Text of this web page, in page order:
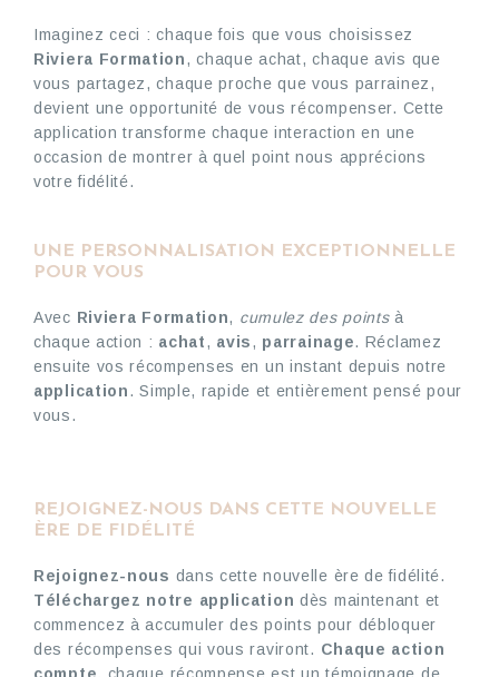
Imaginez ceci : chaque fois que vous choisissez
Riviera Formation, chaque achat, chaque avis que
vous partagez, chaque proche que vous parrainez,
devient une opportunité de vous récompenser. Cette
application transforme chaque interaction en une
occasion de montrer à quel point nous apprécions
votre fidélité.
UNE PERSONNALISATION EXCEPTIONNELLE
POUR VOUS
Avec Riviera Formation, cumulez des pointsà
chaque action : achat, avis, parrainage. Réclamez
ensuite vos récompenses en un instant depuis notre
application. Simple, rapide et entièrement pensé pour
vous.
REJOIGNEZ-NOUS DANS CETTE NOUVELLE
ÈRE DE FIDÉLITÉ
Rejoignez-nous dans cette nouvelle ère de fidélité.
Téléchargez notre application dès maintenant et
commencez à accumuler des points pour débloquer
des récompenses qui vous raviront. Chaque action
compte, chaque récompense est un témoignage de